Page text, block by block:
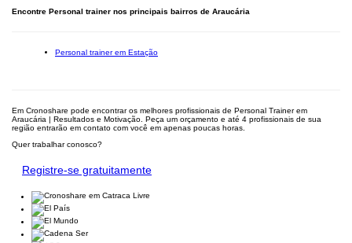
Encontre Personal trainer nos principais bairros de Araucária
Personal trainer em Estação
Em Cronoshare pode encontrar os melhores profissionais de Personal Trainer em
Araucária | Resultados e Motivação. Peça um orçamento e até 4 profissionais de sua
região entrarão em contato com você em apenas poucas horas.
Quer trabalhar conosco?
Registre-se gratuitamente